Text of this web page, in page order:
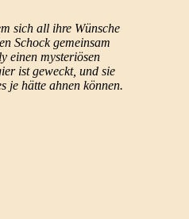
sich all ihre Wünsche
Schock gemeinsam
einen mysteriösen
ist geweckt, und sie
je hätte ahnen können.